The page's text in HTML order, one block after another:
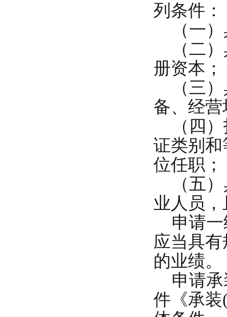
列条件：
（一）
（二）
册资本；
（三）
备、经
（四）
证类别
位任职；
（五）
业人员
申请一
应当具
的业绩。
申请承
件《承